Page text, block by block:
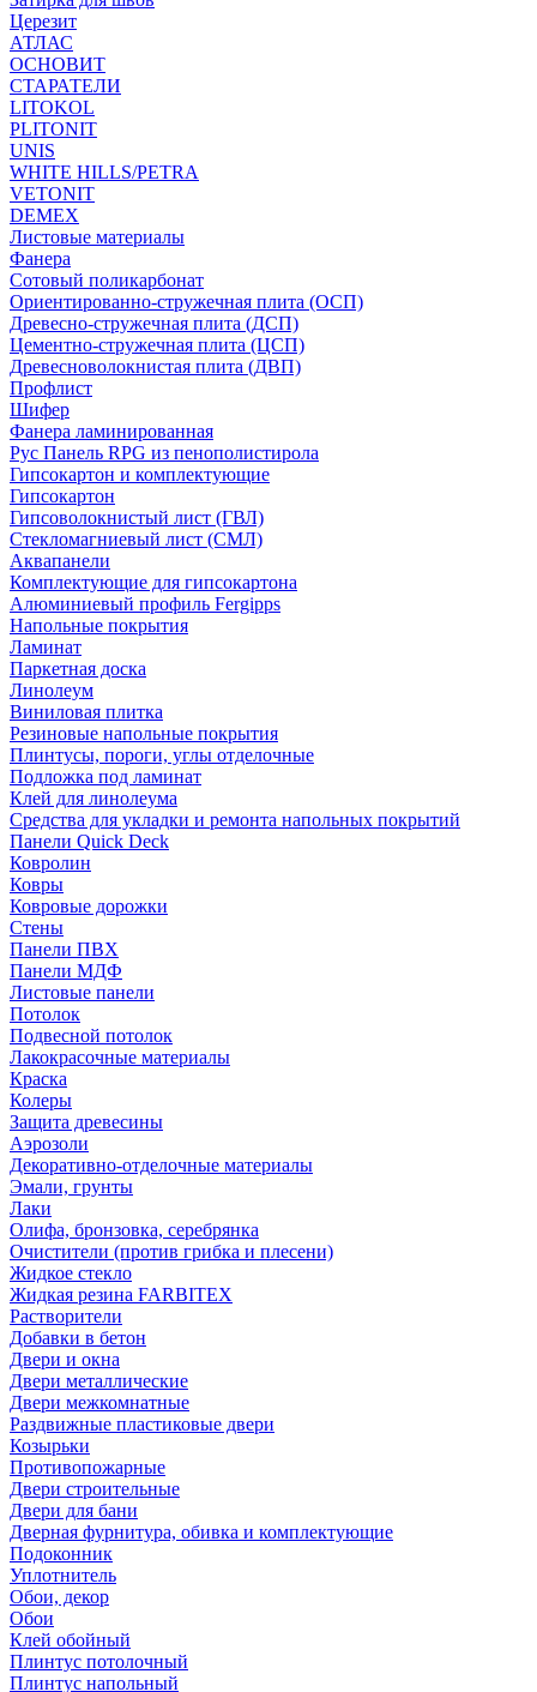
Церезит
АТЛАС
ОСНОВИТ
СТАРАТЕЛИ
LITOKOL
PLITONIT
UNIS
WHITE HILLS/PETRA
VETONIT
DEMEX
Листовые материалы
Фанера
Сотовый поликарбонат
Ориентированно-стружечная плита (ОСП)
Древесно-стружечная плита (ДСП)
Цементно-стружечная плита (ЦСП)
Древесноволокнистая плита (ДВП)
Профлист
Шифер
Фанера ламинированная
Рус Панель RPG из пенополистирола
Гипсокартон и комплектующие
Гипсокартон
Гипсоволокнистый лист (ГВЛ)
Стекломагниевый лист (СМЛ)
Аквапанели
Комплектующие для гипсокартона
Алюминиевый профиль Fergipps
Напольные покрытия
Ламинат
Паркетная доска
Линолеум
Виниловая плитка
Резиновые напольные покрытия
Плинтусы, пороги, углы отделочные
Подложка под ламинат
Клей для линолеума
Средства для укладки и ремонта напольных покрытий
Панели Quick Deck
Ковролин
Ковры
Ковровые дорожки
Стены
Панели ПВХ
Панели МДФ
Листовые панели
Потолок
Подвесной потолок
Лакокрасочные материалы
Краска
Колеры
Защита древесины
Аэрозоли
Декоративно-отделочные материалы
Эмали, грунты
Лаки
Олифа, бронзовка, серебрянка
Очистители (против грибка и плесени)
Жидкое стекло
Жидкая резина FARBITEX
Растворители
Добавки в бетон
Двери и окна
Двери металлические
Двери межкомнатные
Раздвижные пластиковые двери
Козырьки
Противопожарные
Двери строительные
Двери для бани
Дверная фурнитура, обивка и комплектующие
Подоконник
Уплотнитель
Обои, декор
Обои
Клей обойный
Плинтус потолочный
Плинтус напольный